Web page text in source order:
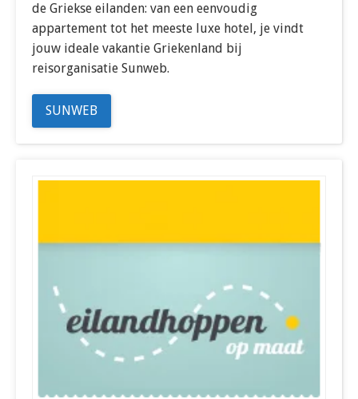
de Griekse eilanden: van een eenvoudig
appartement tot het meeste luxe hotel, je vindt
jouw ideale vakantie Griekenland bij
reisorganisatie Sunweb.
SUNWEB